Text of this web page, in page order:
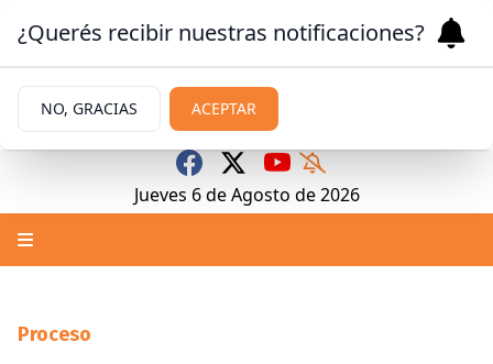
Jueves 6 de Agosto de 2026
Proceso
¿Querés recibir nuestras notificaciones?
NO, GRACIAS ACEPTAR